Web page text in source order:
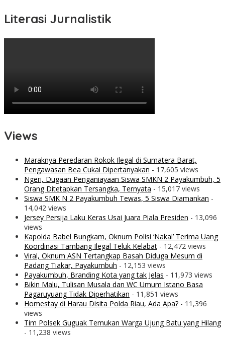
Literasi Jurnalistik
Views
Maraknya Peredaran Rokok Ilegal di Sumatera Barat,
Pengawasan Bea Cukai Dipertanyakan - 17,605 views
Ngeri, Dugaan Penganiayaan Siswa SMKN 2 Payakumbuh, 5
Orang Ditetapkan Tersangka, Ternyata - 15,017 views
Siswa SMK N 2 Payakumbuh Tewas, 5 Siswa Diamankan -
14,042 views
Jersey Persija Laku Keras Usai Juara Piala Presiden - 13,096
views
Kapolda Babel Bungkam, Oknum Polisi ‘Nakal’ Terima Uang
Koordinasi Tambang Ilegal Teluk Kelabat - 12,472 views
Viral, Oknum ASN Tertangkap Basah Diduga Mesum di
Padang Tiakar, Payakumbuh - 12,153 views
Payakumbuh, Branding Kota yang tak Jelas - 11,973 views
Bikin Malu, Tulisan Musala dan WC Umum Istano Basa
Pagaruyuang Tidak Diperhatikan - 11,851 views
Homestay di Harau Disita Polda Riau, Ada Apa? - 11,396
views
Tim Polsek Guguak Temukan Warga Ujung Batu yang Hilang
- 11,238 views